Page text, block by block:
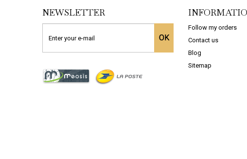
PLINTHE EN...
NEWSLETTER
OK
Follow my orders
Contact us
Blog
Sitemap